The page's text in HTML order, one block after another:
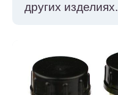
других изделиях.